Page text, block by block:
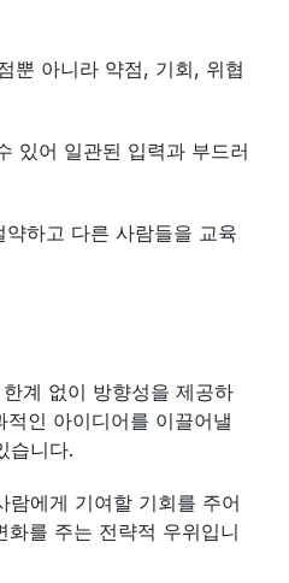
뿐 아니라 약점, 기회, 위협
있어 일관된 입력과 부드러
하고 다른 사람들을 교육
계 없이 방향성을 제공하
적인 아이디어를 이끌어낼
습니다.
람에게 기여할 기회를 주어
를 주는 전략적 우위입니